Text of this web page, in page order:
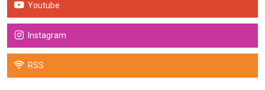
Youtube
Instagram
RSS